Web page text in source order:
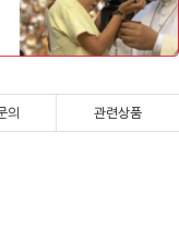
의 관련상품